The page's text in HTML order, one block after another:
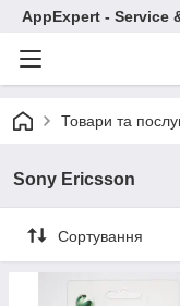
AppExpert - Service
Товари та
Sony Ericsson
Сортування